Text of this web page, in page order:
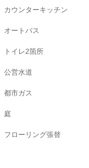
カウンターキッチン
オートバス
トイレ2箇所
公営水道
都市ガス
庭
フローリング張替